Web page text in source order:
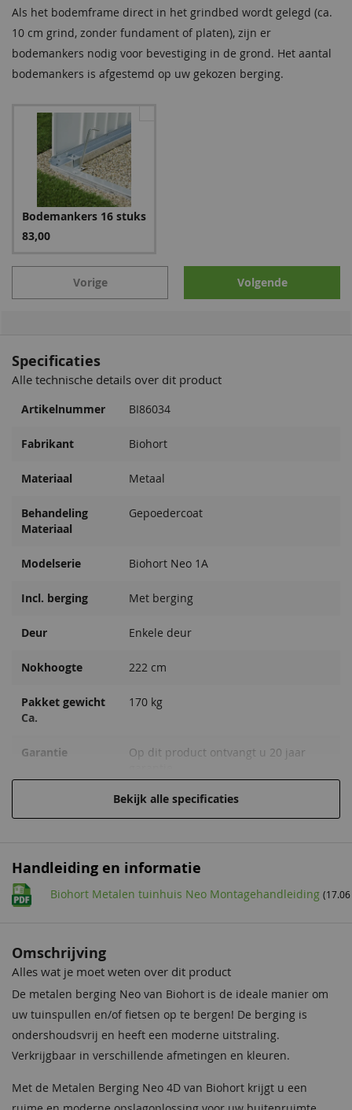
Als het bodemframe direct in het grindbed wordt gelegd (ca.
10 cm grind, zonder fundament of platen), zijn er
bodemankers nodig voor bevestiging in de grond. Het aantal
bodemankers is afgestemd op uw gekozen berging.
Bodemankers 16 stuks
83,00
Solarlamp
Dankzij de geïntegreerde oplaadbare batterij, het
berging of tuinkast.
50,00
Vorige Volgende
Specificaties
Alle technische details over dit product
Artikelnummer BI86034
Fabrikant Biohort
Materiaal Metaal
Behandeling
Materiaal
Gepoedercoat
Modelserie Biohort Neo 1A
Incl. berging Met berging
Deur Enkele deur
Nokhoogte 222 cm
Pakket gewicht
Ca.
170 kg
Garantie
Op dit product ontvangt u 20 jaar
De binnenzijde van de bering is
grijs/wit van kleur
enkele deur
Hang en
Bouwtekening
Daktype Plat dak
Daktype Plat dak
Diepte 348 cm
Breedte 348 cm
Bekijk alle specificaties
Handleiding en informatie
Biohort Metalen tuinhuis Neo Montagehandleiding
Omschrijving
Alles wat je moet weten over dit product
De metalen berging Neo van Biohort is de ideale manier om
uw tuinspullen en/of fietsen op te bergen! De berging is
ondershoudsvrij en heeft een moderne uitstraling.
Verkrijgbaar in verschillende afmetingen en kleuren.
Met de Metalen Berging Neo 4D van Biohort krijgt u een